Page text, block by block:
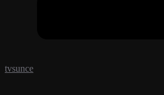
tvsunce